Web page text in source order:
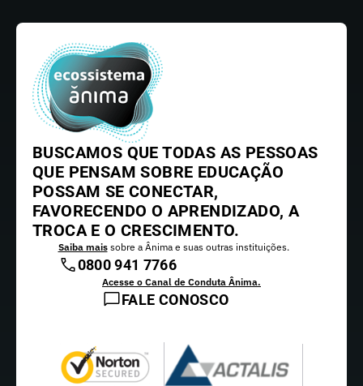
BUSCAMOS QUE TODAS AS PESSOAS
QUE PENSAM SOBRE EDUCAÇÃO
POSSAM SE CONECTAR,
FAVORECENDO O APRENDIZADO, A
TROCA E O CRESCIMENTO.
Saiba maissobre a Ânima e suas outras instituições.
0800 941 7766
Acesse o Canal de Conduta Ânima.
FALE CONOSCO